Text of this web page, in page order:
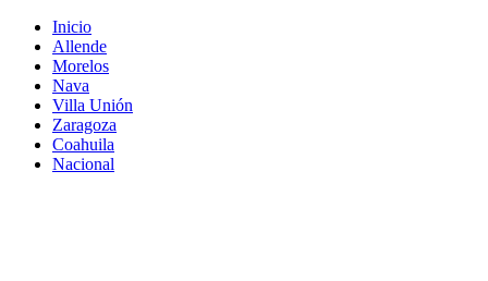
Inicio
Allende
Morelos
Nava
Villa Unión
Zaragoza
Coahuila
Nacional